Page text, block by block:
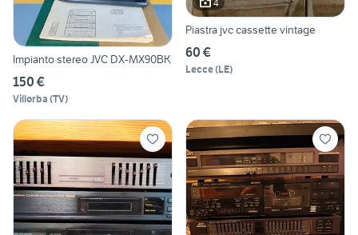
Impianto stereo JVC DX-MX90BK
150 €
Villorba (TV)
4
Piastra jvc cassette vintage
60 €
Lecce(LE)